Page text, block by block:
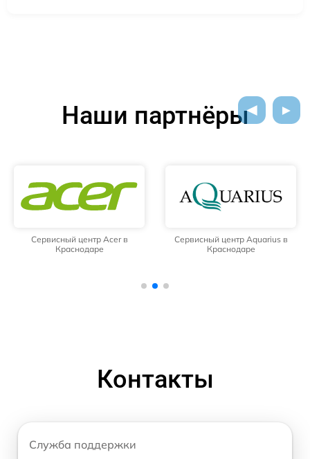
Наши партнёры
Сервисный центр Acer в
Краснодаре
Сервисный центр Aquarius в
Краснодаре
Контакты
Служба поддержки